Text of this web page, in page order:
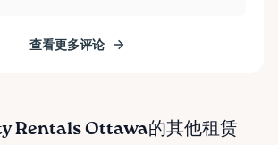
查看更多评论
Rentals Ottawa的其他租赁